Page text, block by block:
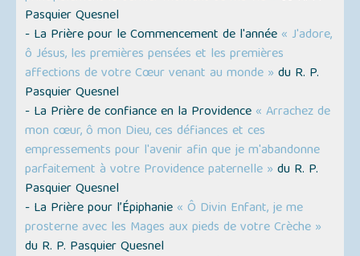
Pasquier Quesnel
- La Prière pour le Commencement de l'année « J'adore,
ô Jésus, les premières pensées et les premières
affections de votre Cœur venant au monde » du R. P.
Pasquier Quesnel
- La Prière de confiance en la Providence « Arrachez de
mon cœur, ô mon Dieu, ces défiances et ces
empressements pour l'avenir afin que je m'abandonne
parfaitement à votre Providence paternelle » du R. P.
Pasquier Quesnel
- La Prière pour l’Épiphanie « Ô Divin Enfant, je me
prosterne avec les Mages aux pieds de votre Crèche »
du R. P. Pasquier Quesnel